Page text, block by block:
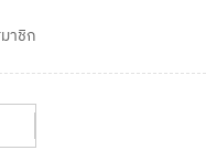
าชิก